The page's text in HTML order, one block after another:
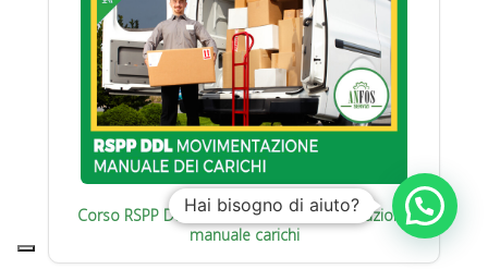
Corso RSPP Datore di Lavoro : Movimentazione
manuale carichi
Hai bisogno di aiuto?